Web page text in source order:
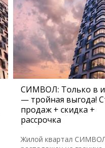
СИМВОЛ: Только в
— тройная выгода!
продаж + скидка +
рассрочка
Жилой квартал